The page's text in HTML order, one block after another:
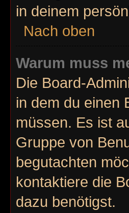
in deinem
Nach oben
Warum muss
Die Board-
in dem du einen
müssen. Es ist
Gruppe von
begutachten
kontaktiere die
dazu benötigst.